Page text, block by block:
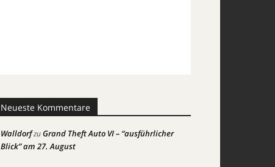
Neueste Kommentare
WalldorfzuGrand Theft Auto VI – “ausführlicher
Blick” am 27. August